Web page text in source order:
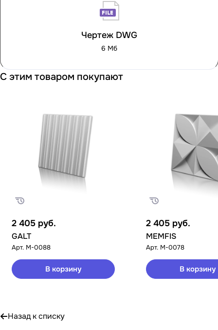
Чертеж DWG
6 Мб
С этим товаром покупают
2 405 руб.
GALT
Арт. M-0088
В корзину
2 405 руб.
MEMFIS
Арт. M-0078
В корзину
Назад к списку